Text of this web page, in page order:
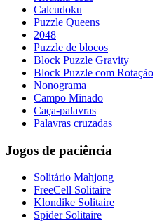
Calcudoku
Puzzle Queens
2048
Puzzle de blocos
Block Puzzle Gravity
Block Puzzle com Rotação
Nonograma
Campo Minado
Caça-palavras
Palavras cruzadas
Jogos de paciência
Solitário Mahjong
FreeCell Solitaire
Klondike Solitaire
Spider Solitaire